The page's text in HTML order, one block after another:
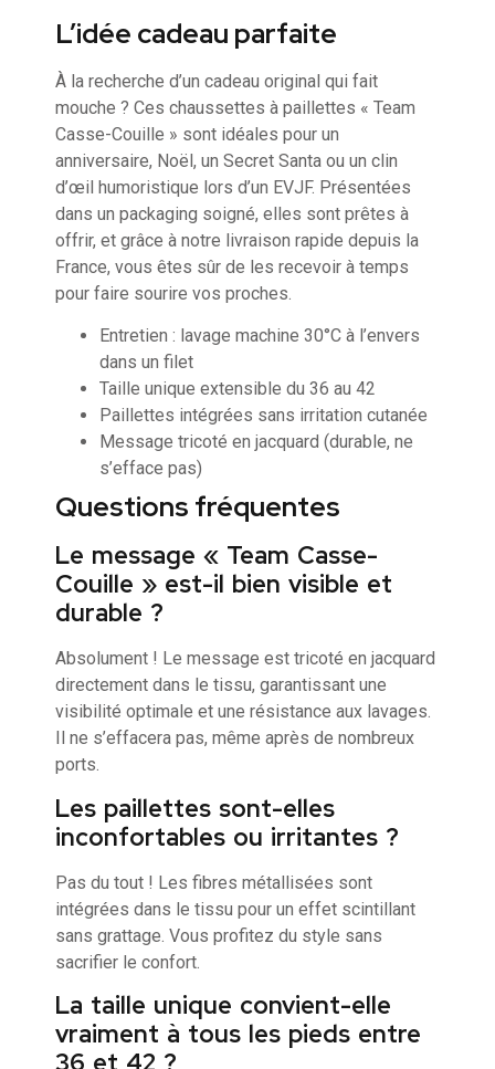
L’idée cadeau parfaite
À la recherche d’un cadeau original qui fait
mouche ? Ces chaussettes à paillettes « Team
Casse-Couille » sont idéales pour un
anniversaire, Noël, un Secret Santa ou un clin
d’œil humoristique lors d’un EVJF. Présentées
dans un packaging soigné, elles sont prêtes à
offrir, et grâce à notre livraison rapide depuis la
France, vous êtes sûr de les recevoir à temps
pour faire sourire vos proches.
Entretien : lavage machine 30°C à l’envers
dans un filet
Taille unique extensible du 36 au 42
Paillettes intégrées sans irritation cutanée
Message tricoté en jacquard (durable, ne
s’efface pas)
Questions fréquentes
Le message « Team Casse-
Couille » est-il bien visible et
durable ?
Absolument ! Le message est tricoté en jacquard
directement dans le tissu, garantissant une
visibilité optimale et une résistance aux lavages.
Il ne s’effacera pas, même après de nombreux
ports.
Les paillettes sont-elles
inconfortables ou irritantes ?
Pas du tout ! Les fibres métallisées sont
intégrées dans le tissu pour un effet scintillant
sans grattage. Vous profitez du style sans
sacrifier le confort.
La taille unique convient-elle
vraiment à tous les pieds entre